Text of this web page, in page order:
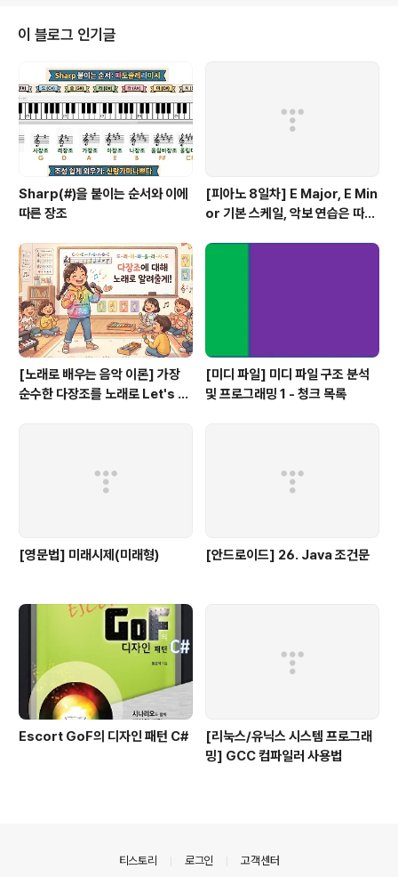
인지하지 못하면 새로운 발견도 가치없는 것으로 묻힐 때
가 있어요. 역사적인 사실이나 기록을 발견하였을 때는 많
할 수 있어요.누가 무엇을 발견하였다고 말하고 주장한다
고 모두 역사적 사실로 받아들이는 것은 더 위험하기 때문
에 불가피하다고 볼 수도 있어요. 스페인 북부 지..
이 블로그 인기글
Sharp(#)을 붙이는 순서와 이에
따른 장조
[피아노 8일차] E Major, E Min
or 기본 스케일, 악보 연습은 따라
[노래로 배우는 음악 이론] 가장
순수한 다장조를 노래로 Let's G
[미디 파일] 미디 파일 구조 분석
및 프로그래밍 1 - 청크 목록
[영문법] 미래시제(미래형) [안드로이드] 26. Java 조건문
Escort GoF의 디자인 패턴 C#
[리눅스/유닉스 시스템 프로그래
밍] GCC 컴파일러 사용법
티스토리 로그인 고객센터